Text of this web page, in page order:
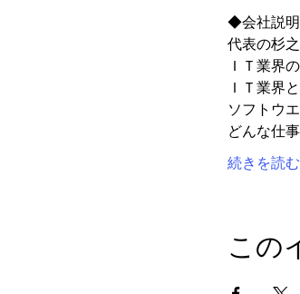
◆会社説
代表の杉
ＩＴ業界
ＩＴ業界
ソフトウ
どんな仕
続きを読
この